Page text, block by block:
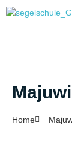
Home